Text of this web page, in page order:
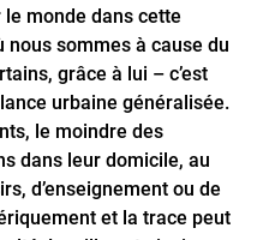
monde dans cette
nous sommes à cause du
grâce à lui – c’est
urbaine généralisée.
le moindre des
dans leur domicile, au
d’enseignement ou de
et la trace peut